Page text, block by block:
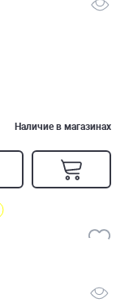
Наличие в магазинах